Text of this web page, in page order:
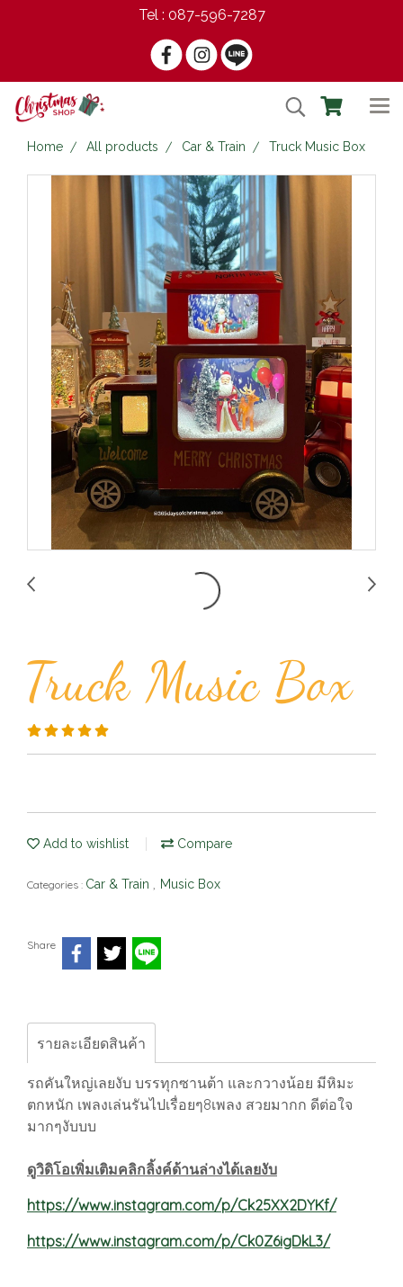
Tel : 087-596-7287
Home All products Car & Train Truck Music Box
Truck Music Box
Add to wishlist Compare
Categories : Car & Train , Music Box
Share
รายละเอียดสินค้า
รถคันใหญ่เลยงับ บรรทุกซานต้า และกวางน้อย มีหิมะ
ตกหนัก เพลงเล่นรันไปเรื่อยๆ8เพลง สวยมากก ดีต่อใจ
มากๆงับบบ
ดูวิดิโอเพิ่มเติมคลิกลิ้งค์ด้านล่างได้เลยงับ
https://www.instagram.com/p/Ck25XX2DYKf/
https://www.instagram.com/p/Ck0Z6igDkL3/